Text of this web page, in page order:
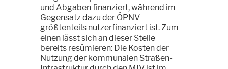
und Abgaben finanziert, während im
Gegensatz dazu der ÖPNV
größtenteils nutzerfinanziert ist. Zum
einen lässt sich an dieser Stelle
bereits resümieren: Die Kosten der
Nutzung der kommunalen Straßen-